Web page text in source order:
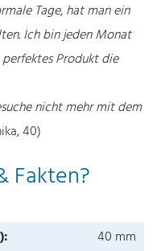
Tage, hat man ein
Ich bin jeden Monat
Produkt die
nicht mehr mit dem
40)
Fakten?
40 mm